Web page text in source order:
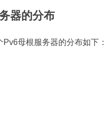
器的分布
Pv6母根服务器的分布如下：